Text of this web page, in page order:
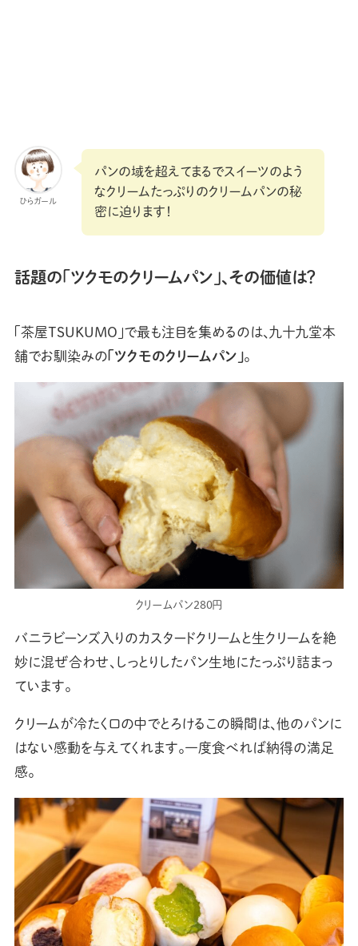
ひらガール
パンの域を超えてまるでスイーツのよう
なクリームたっぷりのクリームパンの秘
密に迫ります！
話題の「ツクモのクリームパン」、その価値は？
「茶屋TSUKUMO」で最も注目を集めるのは、九十九堂本
舗でお馴染みの 「ツクモのクリームパン」 。
クリームパン280円
バニラビーンズ入りのカスタードクリームと生クリームを絶
妙に混ぜ合わせ、しっとりしたパン生地にたっぷり詰まっ
ています。
クリームが冷たく口の中でとろけるこの瞬間は、他のパンに
はない感動を与えてくれます。一度食べれば納得の満足
感。